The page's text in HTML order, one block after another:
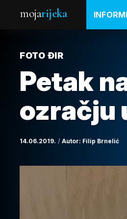
mojarijeka
FOTO ĐIR
Petak
ozračju
14.06.2019. Autor: Filip Brnelić